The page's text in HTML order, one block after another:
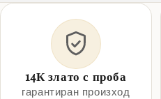
14К злато с проба
гарантиран произход